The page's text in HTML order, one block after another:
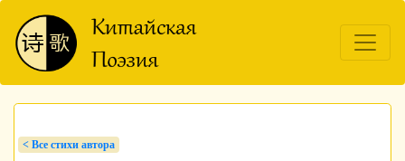
< Bсе стихи автора